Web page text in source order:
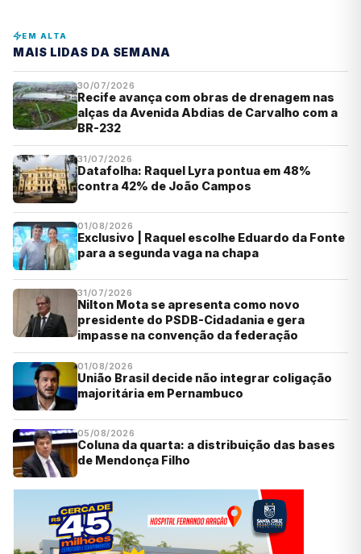
EM ALTA
MAIS LIDAS DA SEMANA
30/07/2026
Recife avança com obras de drenagem nas
alças da Avenida Abdias de Carvalho com a
BR-232
31/07/2026
Datafolha: Raquel Lyra pontua em 48%
contra 42% de João Campos
01/08/2026
Exclusivo | Raquel escolhe Eduardo da Fonte
para a segunda vaga na chapa
31/07/2026
Nilton Mota se apresenta como novo
presidente do PSDB-Cidadania e gera
impasse na convenção da federação
01/08/2026
União Brasil decide não integrar coligação
majoritária em Pernambuco
05/08/2026
Coluna da quarta: a distribuição das bases
de Mendonça Filho